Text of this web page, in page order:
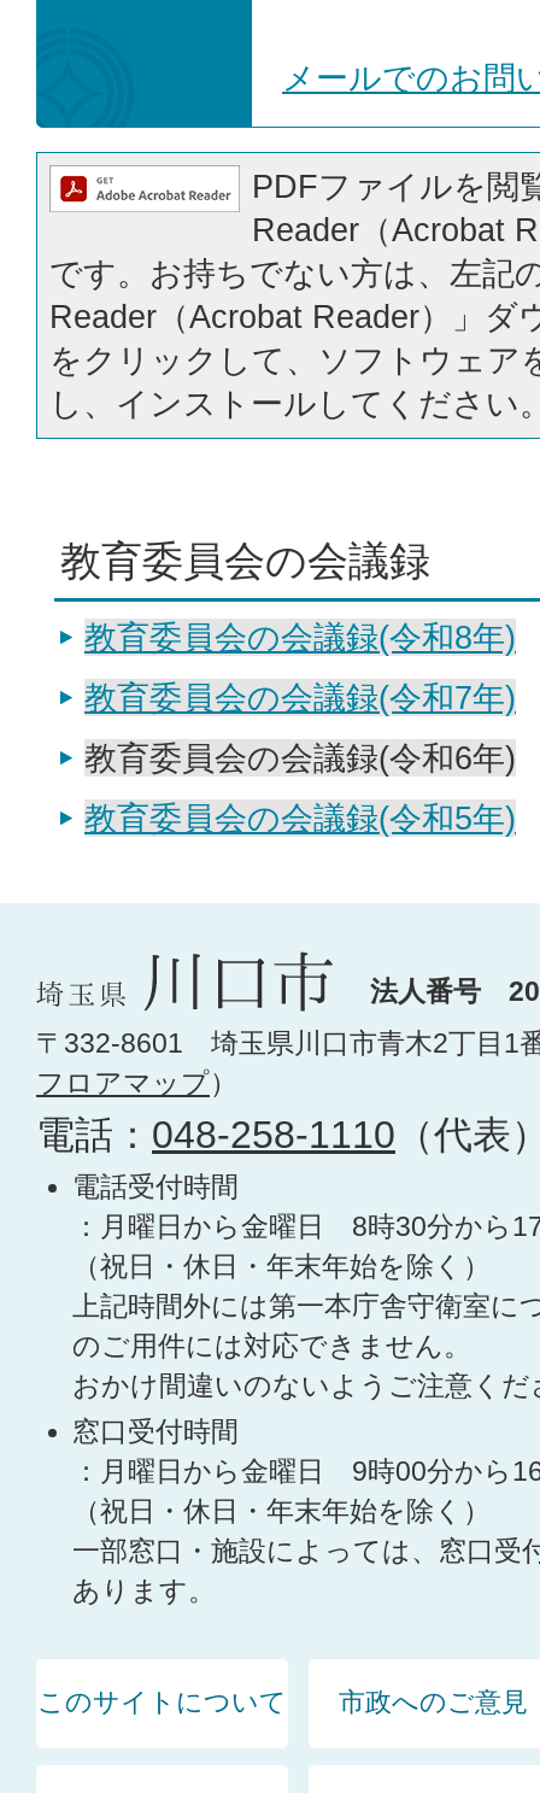
メールでのお問
PDFファイルを閲
Reader（Acrobat
です。お持ちでない方は、左記
Reader（Acrobat Reader）」ダ
をクリックして、ソフトウェア
し、インストールしてください
教育委員会の会議録
教育委員会の会議録(令和8年)
教育委員会の会議録(令和7年)
教育委員会の会議録(令和6年)
教育委員会の会議録(令和5年)
法人番号
〒332-8601 埼玉県川口市青木2丁目1
フロアマップ）
電話： 048-258-1110 （代表
電話受付時間
：月曜日から金曜日 8時30分から
（祝日・休日・年末年始を除く）
上記時間外には第一本庁舎守衛室に
のご用件には対応できません。
おかけ間違いのないようご注意くだ
窓口受付時間
：月曜日から金曜日 9時00分から
（祝日・休日・年末年始を除く）
一部窓口・施設によっては、窓口受
あります。
このサイトについて 市政へのご意見